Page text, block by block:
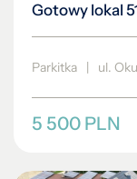
Gotowy lokal
Parkitka | ul.
5 500 PLN